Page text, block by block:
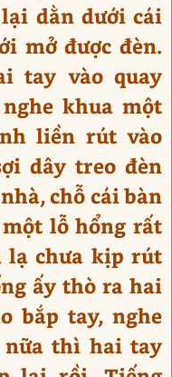
dằn dưới cái
mở được đèn.
tay vào quay
khua một
liền rút vào
dây treo đèn
chỗ cái bàn
lỗ hổng rất
lạ chưa kịp rút
ấy thò ra hai
bắp tay, nghe
thì hai tay